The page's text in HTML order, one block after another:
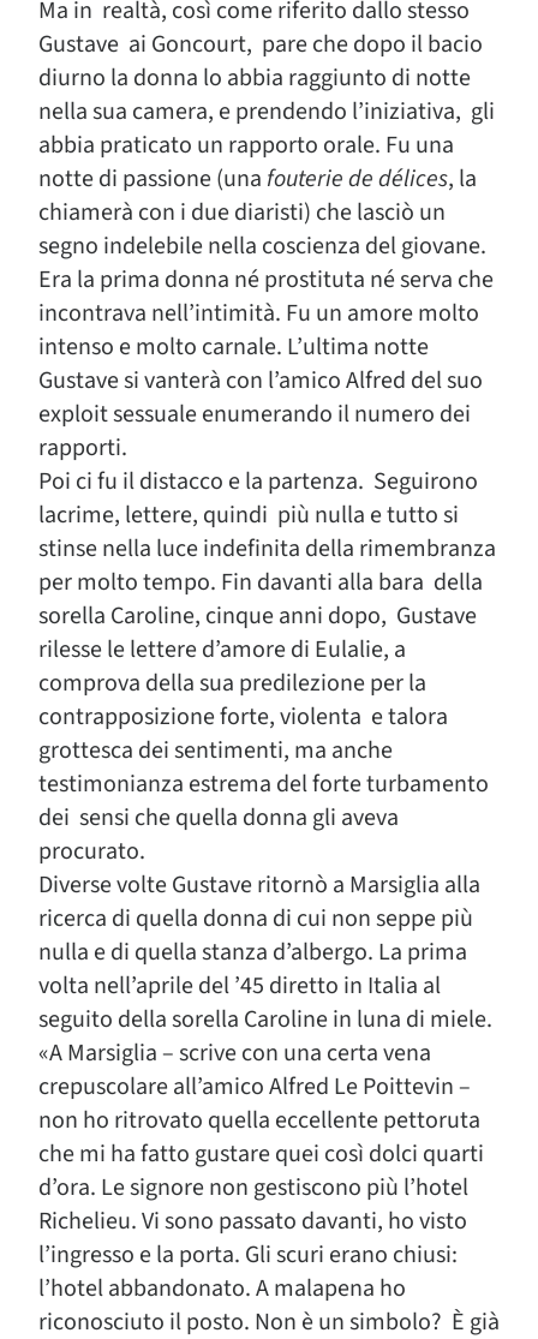
Ma in realtà, così come riferito dallo stesso
Gustave ai Goncourt, pare che dopo il bacio
diurno la donna lo abbia raggiunto di notte
nella sua camera, e prendendo l’iniziativa, gli
abbia praticato un rapporto orale. Fu una
notte di passione (una fouterie de délices, la
chiamerà con i due diaristi) che lasciò un
segno indelebile nella coscienza del giovane.
Era la prima donna né prostituta né serva che
incontrava nell’intimità. Fu un amore molto
intenso e molto carnale. L’ultima notte
Gustave si vanterà con l’amico Alfred del suo
exploit sessuale enumerando il numero dei
rapporti.
Poi ci fu il distacco e la partenza. Seguirono
lacrime, lettere, quindi più nulla e tutto si
stinse nella luce indefinita della rimembranza
per molto tempo. Fin davanti alla bara della
sorella Caroline, cinque anni dopo, Gustave
rilesse le lettere d’amore di Eulalie, a
comprova della sua predilezione per la
contrapposizione forte, violenta e talora
grottesca dei sentimenti, ma anche
testimonianza estrema del forte turbamento
dei sensi che quella donna gli aveva
procurato.
Diverse volte Gustave ritornò a Marsiglia alla
ricerca di quella donna di cui non seppe più
nulla e di quella stanza d’albergo. La prima
volta nell’aprile del ’45 diretto in Italia al
seguito della sorella Caroline in luna di miele.
«A Marsiglia – scrive con una certa vena
crepuscolare all’amico Alfred Le Poittevin –
non ho ritrovato quella eccellente pettoruta
che mi ha fatto gustare quei così dolci quarti
d’ora. Le signore non gestiscono più l’hotel
Richelieu. Vi sono passato davanti, ho visto
l’ingresso e la porta. Gli scuri erano chiusi:
l’hotel abbandonato. A malapena ho
riconosciuto il posto. Non è un simbolo? È già